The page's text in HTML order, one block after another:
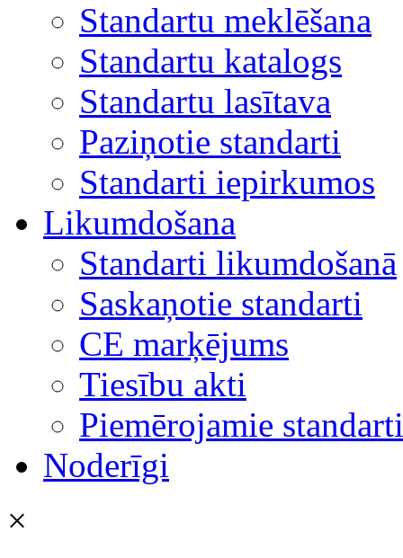
Standartu meklēšana
Standartu katalogs
Standartu lasītava
Paziņotie standarti
Standarti iepirkumos
Likumdošana
Standarti likumdošanā
Saskaņotie standarti
CE marķējums
Tiesību akti
Piemērojamie standarti
Noderīgi
×